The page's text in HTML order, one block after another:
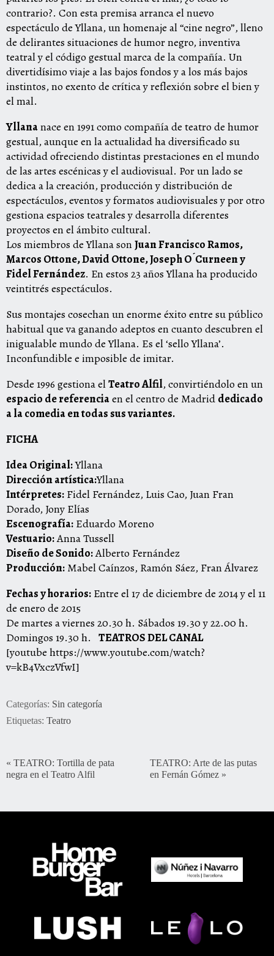
contrario?. Con esta premisa arranca el nuevo
espectáculo de Yllana, un homenaje al “cine negro”, lleno
de delirantes situaciones de humor negro, inventiva
teatral y el código gestual marca de la compañía. Un
divertidísimo viaje a las bajos fondos y a los más bajos
instintos, no exento de crítica y reflexión sobre el bien y
el mal.
Yllananace en 1991 como compañía de teatro de humor
gestual, aunque en la actualidad ha diversificado su
actividad ofreciendo distintas prestaciones en el mundo
de las artes escénicas y el audiovisual. Por un lado se
dedica a la creación, producción y distribución de
espectáculos, eventos y formatos audiovisuales y por otro
gestiona espacios teatrales y desarrolla diferentes
proyectos en el ámbito cultural.
Los miembros de Yllana sonJuan Francisco Ramos,
Marcos Ottone, David Ottone, Joseph O ́Curneen y
Fidel Fernández. En estos 23 años Yllana ha producido
veintitrés espectáculos.
Sus montajes cosechan un enorme éxito entre su público
habitual que va ganando adeptos en cuanto descubren el
inigualable mundo de Yllana. Es el ‘sello Yllana’.
Inconfundible e imposible de imitar.
Desde 1996 gestiona elTeatro Alfil, convirtiéndolo en un
espacio de referenciaen el centro de Madrid dedicado
a la comedia en todas sus variantes.
FICHA
Idea Original:Yllana
Dirección artística:Yllana
Intérpretes: Fidel Fernández, Luis Cao, Juan Fran
Dorado, Jony Elías
Escenografía: Eduardo Moreno
Vestuario:Anna Tussell
Diseño de Sonido:Alberto Fernández
Producción: Mabel Caínzos, Ramón Sáez, Fran Álvarez
Fechas y horarios: Entre el 17 de diciembre de 2014 y el 11
de enero de 2015
De martes a viernes 20.30 h. Sábados 19.30 y 22.00 h.
Domingos 19.30 h. TEATROS DEL CANAL
[youtube https://www.youtube.com/watch?
v=kB4VxczVfwI]
Categorías: Sin categoría
Etiquetas: Teatro
« TEATRO: Tortilla de pata
negra en el Teatro Alfil
TEATRO: Arte de las putas
en Fernán Gómez »